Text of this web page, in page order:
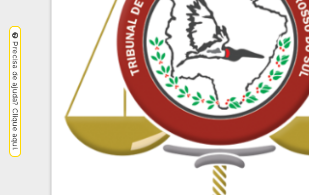
Precisa de ajuda? Clique aqui.